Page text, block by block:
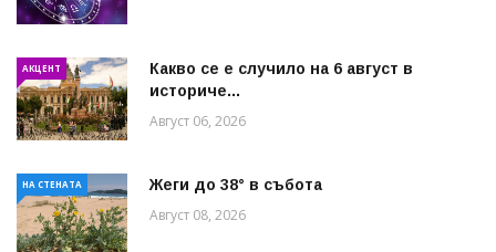
АКЦЕНТ
Какво се е случило на 6 август в
историче...
Август 06, 2026
НА СТЕНАТА Жеги до 38° в събота
Август 08, 2026